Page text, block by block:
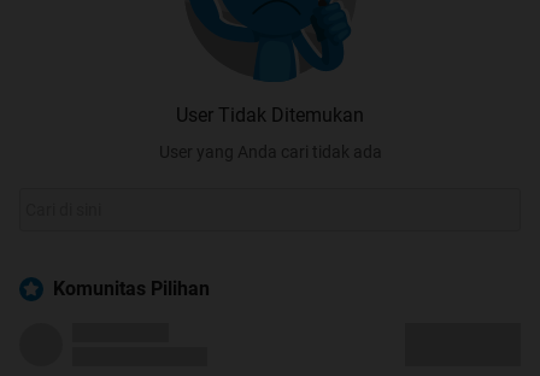
User Tidak Ditemukan
User yang Anda cari tidak ada
Komunitas Pilihan